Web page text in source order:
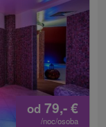
od 79,-€
/noc/osoba